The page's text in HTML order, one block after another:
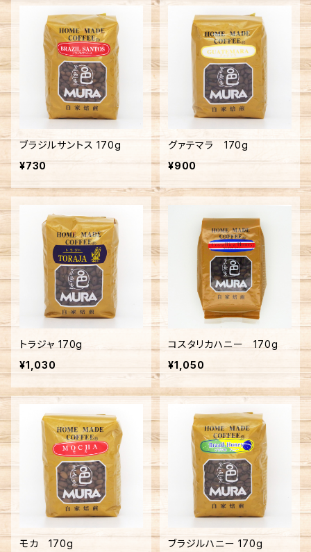
ブラジルサントス 170g
¥730
グァテマラ 170g
¥900
トラジャ 170g
¥1,030
コスタリカハニー 170g
¥1,050
モカ 170g
ブラジルハニー 170g